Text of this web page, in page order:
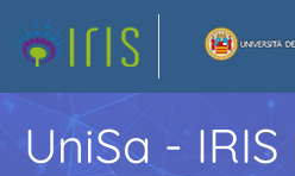
UniSa - IRIS